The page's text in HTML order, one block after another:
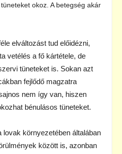
okoz. A betegség akár
elváltozást tud előidézni,
vetélés a fő kártétele, de
tüneteket is. Sokan azt
fejlődő magzatra
nem így van, hiszen
bénulásos tüneteket.
lovak környezetében általában
között is, azonban